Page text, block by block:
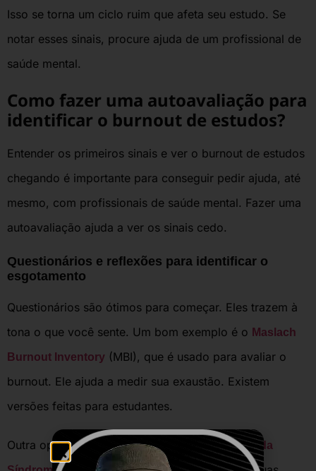
Isso se torna um ciclo ruim que afeta seu estudo. Se
notar esses sinais, procure ajuda de um profissional de
saúde mental.
Como fazer uma autoavaliação para
identificar o burnout de estudos?
Entender os primeiros sinais e ver o burnout de estudos
chegando é importante para conseguir pedir ajuda, até
mesmo, com profissionais de saúde mental. Fazer uma
autoavaliação ajuda a ver os sinais cedo.
Questionários e reflexões para identificar o
esgotamento
Questionários são ótimos para começar. Eles trazem à
tona o que você sente. Um bom exemplo é o Maslach
Burnout Inventory (MBI), que é usado para avaliar o
burnout. Ele ajuda a medir sua exaustão. Existem
versões feitas para estudantes.
Outra opção é o Questionário para a Avaliação da